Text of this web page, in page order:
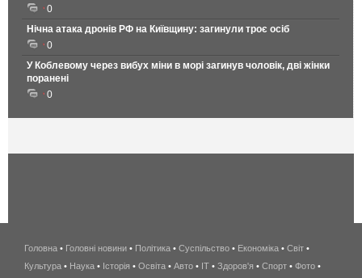
0
Нічна атака дронів РФ на Київщину: загинули троє осіб
0
У Коблевому через вибух міни в морі загинув чоловік, дві жінки
поранені
0
беспроводной
интернет
Головна • Головні новини • Політика • Суспільство • Економіка • Світ •
Культура • Наука • Історія • Освіта • Авто • IT • Здоров'я • Спорт • Фото •